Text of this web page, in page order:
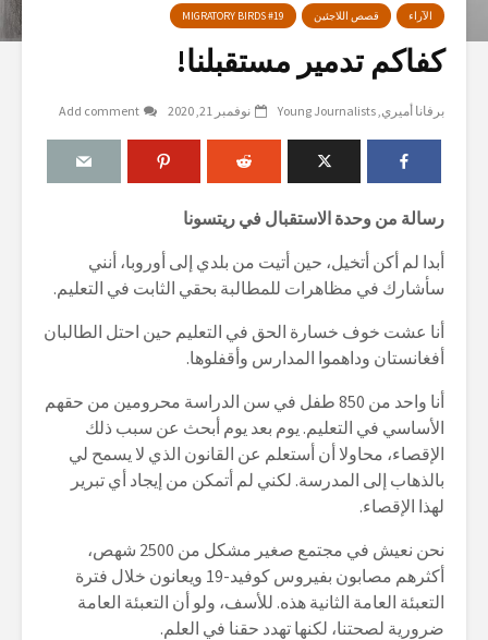
الآراء قصص اللاجئين MIGRATORY BIRDS #19
كفاكم تدمير مستقبلنا!
برفانا أميري Young Journalists نوفمبر 21, 2020 Add comment
رسالة من وحدة الاستقبال في ريتسونا
أبدا لم أكن أتخيل، حين أتيت من بلدي إلى أوروبا، أنني
سأشارك في مظاهرات للمطالبة بحقي الثابت في التعليم.
أنا عشت خوف خسارة الحق في التعليم حين احتل الطالبان
أفغانستان وداهموا المدارس وأقفلوها.
أنا واحد من 850 طفل في سن الدراسة محرومين من حقهم
الأساسي في التعليم. يوم بعد يوم أبحث عن سبب ذلك
الإقصاء، محاولا أن أستعلم عن القانون الذي لا يسمح لي
بالذهاب إلى المدرسة. لكني لم أتمكن من إيجاد أي تبرير
لهذا الإقصاء.
نحن نعيش في مجتمع صغير مشكل من 2500 شهص،
أكثرهم مصابون بفيروس كوفيد-19 ويعانون خلال فترة
التعبئة العامة الثانية هذه. للأسف، ولو أن التعبئة العامة
ضرورية لصحتنا، لكنها تهدد حقنا في العلم.